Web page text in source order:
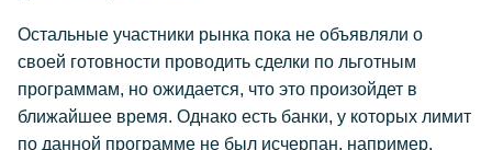
Остальные участники рынка пока не объявляли о
своей готовности проводить сделки по льготным
программам, но ожидается, что это произойдет в
ближайшее время. Однако есть банки, у которых лимит
по данной программе не был исчерпан, например,